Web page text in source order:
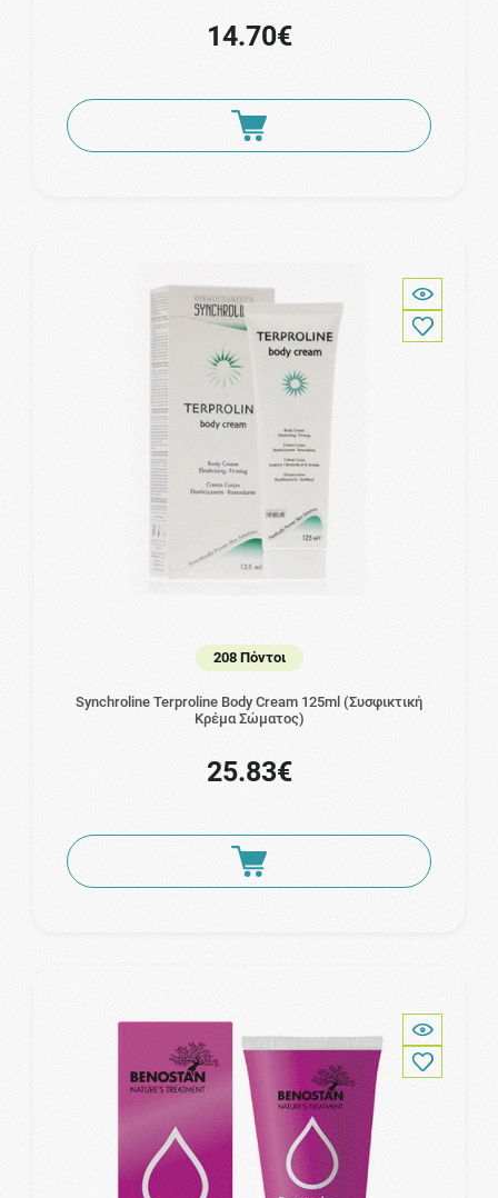
14.70€
208 Πόντοι
Synchroline Terproline Body Cream 125ml (Συσφικτική
Κρέμα Σώματος)
25.83€